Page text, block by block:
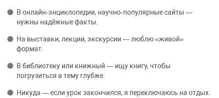
В онлайн‑энциклопедии, научно‑популярные сайты —
нужны надёжные факты.
На выставки, лекции, экскурсии — люблю «живой»
формат.
В библиотеку или книжный — ищу книгу, чтобы
погрузиться в тему глубже.
Никуда — если урок закончился, я переключаюсь на отдых.